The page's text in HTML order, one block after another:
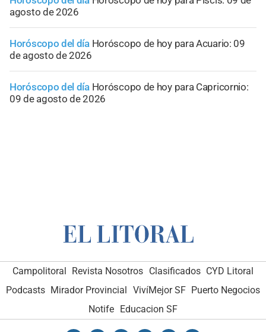
agosto de 2026
Horóscopo del día Horóscopo de hoy para Acuario: 09
de agosto de 2026
Horóscopo del día Horóscopo de hoy para Capricornio:
09 de agosto de 2026
Campolitoral Revista Nosotros Clasificados CYD Litoral
Podcasts Mirador Provincial VivíMejor SF Puerto Negocios
Notife
Educacion SF